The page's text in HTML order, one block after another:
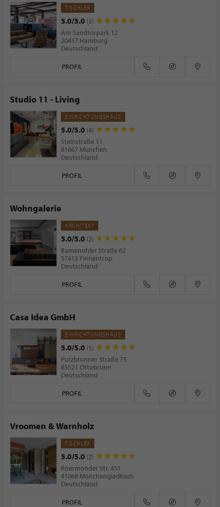
TISCHLER
5.0/5.0 (3)
Am Sandtorpark 12
20457 Hamburg
Deutschland
PROFIL
Studio 11 - Living
EINRICHTUNGSHAUS
5.0/5.0 (4)
Steinstraße 11
81667 München
Deutschland
PROFIL
Wohngalerie
ARCHITEKT
5.0/5.0 (2)
Bamenohler Straße 62
57413 Finnentrop
Deutschland
PROFIL
Casa Idea GmbH
EINRICHTUNGSHAUS
5.0/5.0 (5)
Putzbrunner Straße 75
85521 Ottobrunn
Deutschland
PROFIL
Vroomen & Warnholz
TISCHLER
5.0/5.0 (2)
Roermonder Str. 451
41068 Mönchengladbach
Deutschland
PROFIL